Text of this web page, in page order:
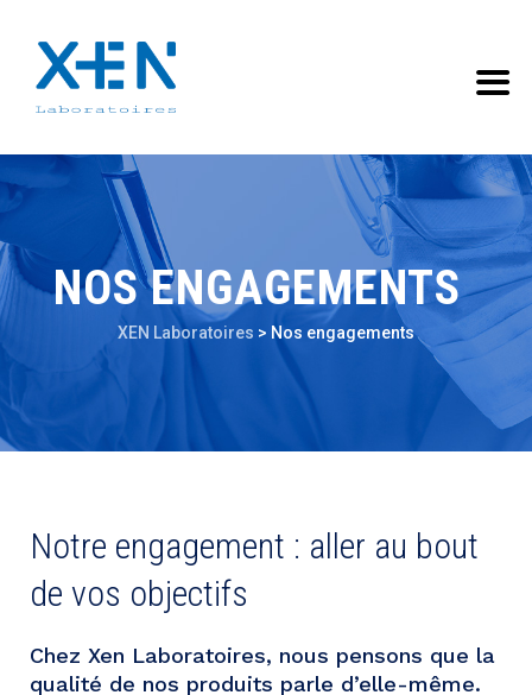
NOS ENGAGEMENTS
XEN Laboratoires > Nos engagements
Notre engagement : aller au bout
de vos objectifs
Chez Xen Laboratoires, nous pensons que la
qualité de nos produits parle d’elle-même.